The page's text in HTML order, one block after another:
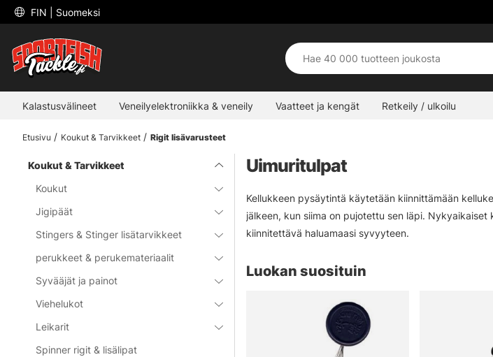
FIN | Suomeksi
Kalastusvälineet Veneilyelektroniikka & veneily Vaatteet ja kengät Retkeily / ulkoilu
Etusivu Koukut & Tarvikkeet Rigit lisävarusteet
Koukut & Tarvikkeet
Koukut
Jigipäät
Stingers & Stinger lisätarvikkeet
perukkeet & perukemateriaalit
Syvääjät ja painot
Viehelukot
Leikarit
Spinner rigit & lisälipat
Uimuritulpat
Kellukkeen pysäytintä käytetään kiinnittämään
jälkeen, kun siima on pujotettu sen läpi.
kiinnitettävä haluamaasi syvyyteen.
Luokan suosituin